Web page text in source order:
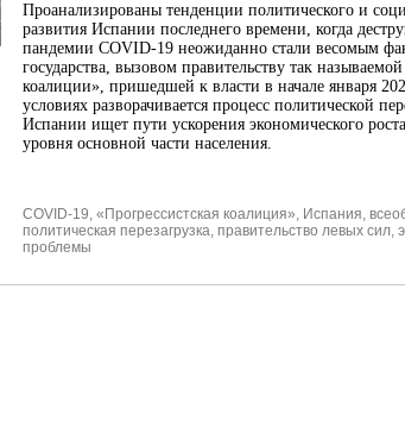
Проанализированы тенденции политического и
развития Испании последнего времени, когда
пандемии COVID-19 неожиданно стали весомым
государства, вызовом правительству так
коалиции», пришедшей к власти в начале января
условиях разворачивается процесс политической
Испании ищет пути ускорения экономического
уровня основной части населения.
COVID-19, «Прогрессистская коалиция», Испания,
политическая перезагрузка, правительство левых сил,
проблемы